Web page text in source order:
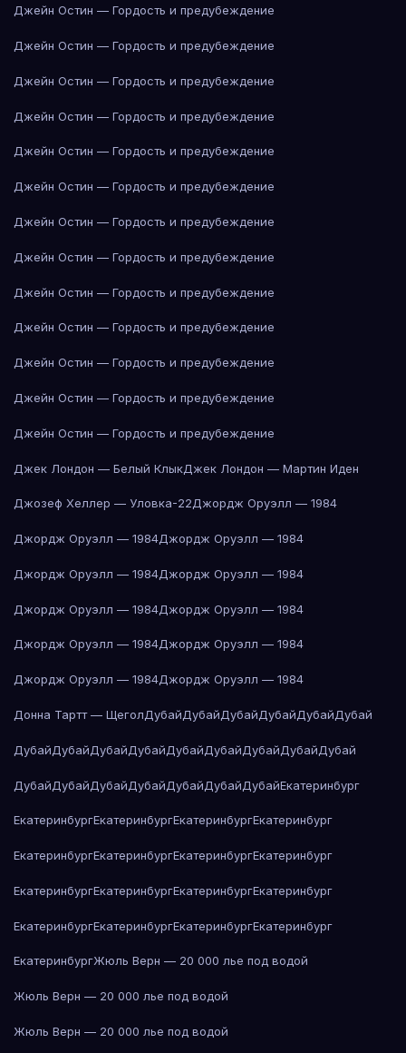
Джейн Остин — Гордость и предубеждение
Джейн Остин — Гордость и предубеждение
Джейн Остин — Гордость и предубеждение
Джейн Остин — Гордость и предубеждение
Джейн Остин — Гордость и предубеждение
Джейн Остин — Гордость и предубеждение
Джейн Остин — Гордость и предубеждение
Джейн Остин — Гордость и предубеждение
Джейн Остин — Гордость и предубеждение
Джейн Остин — Гордость и предубеждение
Джейн Остин — Гордость и предубеждение
Джейн Остин — Гордость и предубеждение
Джейн Остин — Гордость и предубеждение
Джек Лондон — Белый КлыкДжек Лондон — Мартин Иден
Джозеф Хеллер — Уловка-22Джордж Оруэлл — 1984
Джордж Оруэлл — 1984Джордж Оруэлл — 1984
Джордж Оруэлл — 1984Джордж Оруэлл — 1984
Джордж Оруэлл — 1984Джордж Оруэлл — 1984
Джордж Оруэлл — 1984Джордж Оруэлл — 1984
Джордж Оруэлл — 1984Джордж Оруэлл — 1984
Донна Тартт — ЩеголДубайДубайДубайДубайДубайДубай
ДубайДубайДубайДубайДубайДубайДубайДубайДубай
ДубайДубайДубайДубайДубайДубайДубайЕкатеринбург
ЕкатеринбургЕкатеринбургЕкатеринбургЕкатеринбург
ЕкатеринбургЕкатеринбургЕкатеринбургЕкатеринбург
ЕкатеринбургЕкатеринбургЕкатеринбургЕкатеринбург
ЕкатеринбургЕкатеринбургЕкатеринбургЕкатеринбург
ЕкатеринбургЖюль Верн — 20 000 лье под водой
Жюль Верн — 20 000 лье под водой
Жюль Верн — 20 000 лье под водой